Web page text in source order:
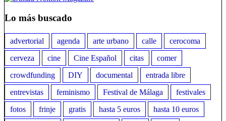
Lo más buscado
advertorial agenda arte urbano calle
cerocoma
cerveza
cine Cine Español citas
comer
crowdfunding
DIY documental
entrada libre
entrevistas
feminismo Festival de Málaga
festivales
fotos
frinje gratis hasta 5 euros
hasta 10 euros